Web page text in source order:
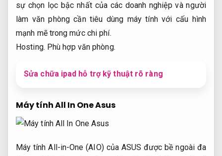
sự chọn lọc bậc nhất của các doanh nghiệp và người
làm văn phòng cần tiêu dùng máy tính với cấu hình
mạnh mẽ trong mức chi phí.
Hosting. Phù hợp văn phòng.
Sửa chữa ipad hỗ trợ kỹ thuật rõ ràng
Máy tính All In One Asus
Máy tính All-in-One (AIO) của ASUS được bề ngoài đa